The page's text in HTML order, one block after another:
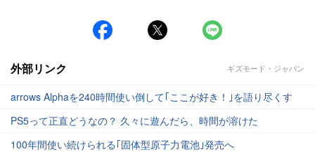
外部リンク ギズモード・ジャパン
arrows Alphaを240時間使い倒して｢ここが好き！｣を語り尽くす
PS5って正直どうなの？ 久々に遊んだら、時間が溶けた
100年間使い続けられる｢固体型原子力電池｣発売へ